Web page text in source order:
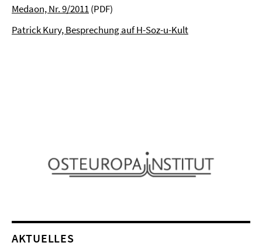
Medaon, Nr. 9/2011(PDF)
Patrick Kury, Besprechung auf H-Soz-u-Kult
AKTUELLES